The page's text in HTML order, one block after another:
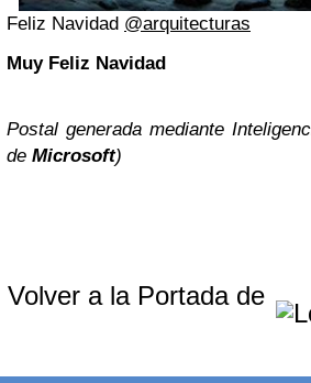
Feliz Navidad @arquitecturas
Muy Feliz Navidad
Postal generada mediante
de Microsoft)
Volver a la Portada de